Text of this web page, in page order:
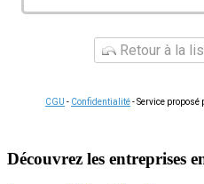
Retour à la
CGU - Confidentialité- Service proposé
Découvrez les entreprises